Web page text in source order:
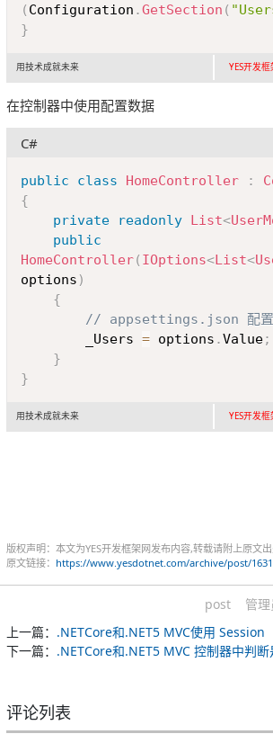
( Configuration .GetSection (
}
用技术成就未来 YES开发
在控制器中使用配置数据
C#
public class HomeController :
{
private
readonly List<
public
HomeController( IOptions<List<
options )
{
// appsettings.json 配置
		_Users
= options .Value;
}
}
用技术成就未来 YES开发
版权声明：本文为YES开发框架网发布内容,转载请附上原文
原文链接： https://www.yesdotnet.com/archive/post/
post 管理
上一篇： .NETCore和.NET5 MVC使用 Session
下一篇： .NETCore和.NET5 MVC 控制器中判
评论列表